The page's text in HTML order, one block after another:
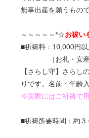
無事出産を願うもので
～～～～～*☆お祓い
■祈祷料：10,000円以
［お札・安産御
【さらし守】さらし
りです。名前・年齢
※実際にはご祈祷で
■祈祷所要時間：約３